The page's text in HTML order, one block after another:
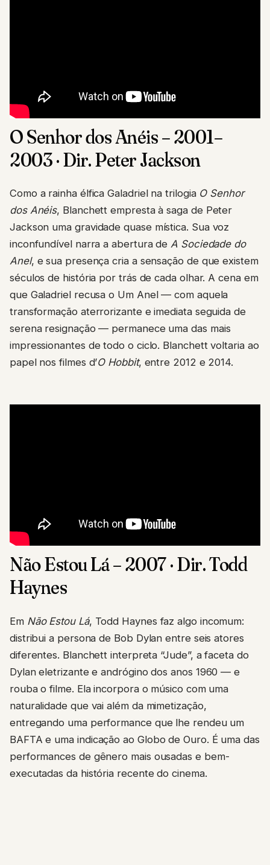
O Senhor dos Anéis – 2001–
2003 · Dir. Peter Jackson
Como a rainha élfica Galadriel na trilogia O Senhor
dos Anéis, Blanchett empresta à saga de Peter
Jackson uma gravidade quase mística. Sua voz
inconfundível narra a abertura deA Sociedade do
Anel, e sua presença cria a sensação de que existem
séculos de história por trás de cada olhar. A cena em
que Galadriel recusa o Um Anel — com aquela
transformação aterrorizante e imediata seguida de
serena resignação — permanece uma das mais
impressionantes de todo o ciclo. Blanchett voltaria ao
papel nos filmes d’O Hobbit, entre 2012 e 2014.
Não Estou Lá – 2007 · Dir. Todd
Haynes
Em Não Estou Lá, Todd Haynes faz algo incomum:
distribui a persona de Bob Dylan entre seis atores
diferentes. Blanchett interpreta “Jude”, a faceta do
Dylan eletrizante e andrógino dos anos 1960 — e
rouba o filme. Ela incorpora o músico com uma
naturalidade que vai além da mimetização,
entregando uma performance que lhe rendeu um
BAFTA e uma indicação ao Globo de Ouro. É uma das
performances de gênero mais ousadas e bem-
executadas da história recente do cinema.